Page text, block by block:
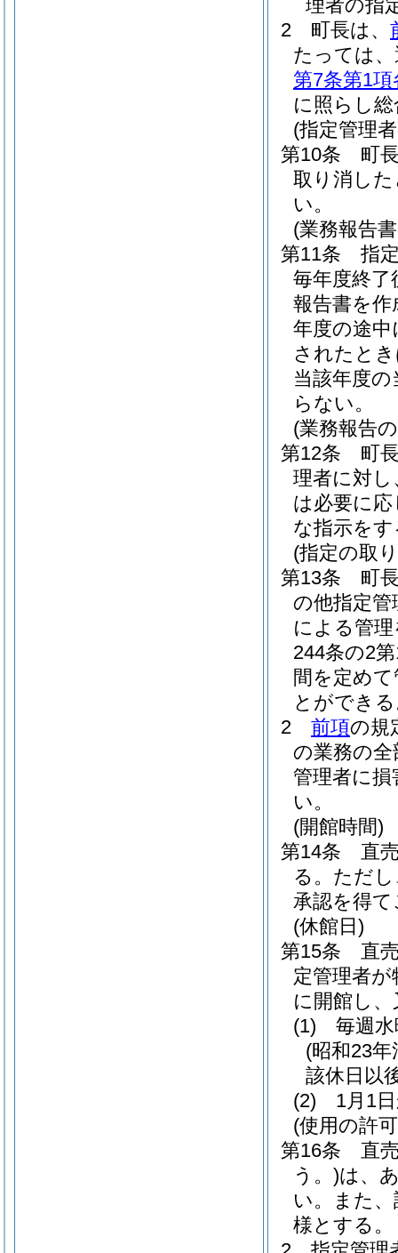
理者の指
2
町長は、
たっては
第7条第1項
に照らし
(指定管理
第10条
町
取り消し
い。
(業務報告
第11条
指
毎年度終了
報告書を
年度の途
されたと
当該年度
らない。
(業務報告
第12条
町
理者に対
は必要に
な指示を
(指定の取
第13条
町
の他指定
による管
244条の2
間を定め
とができ
2
前項の規
の業務の
管理者に
い。
(開館時間)
第14条
直
る。 ただ
承認を得
(休館日)
第15条
直
定管理者
に開館し
(1)
毎週
(昭和23
該休日以
(2)
1月1
(使用の許
第16条
直
う。)は、
い。
また
様とする。